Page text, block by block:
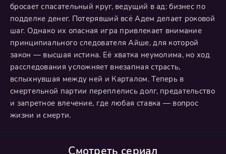
бросает спасательный круг, ведущий в ад: бизнес по
подделке денег. Потерявший всё Адем делает роковой
шаг. Однако их опасная игра привлекает внимание
принципиального следователя Айше, для которой
закон — высшая истина. Её хватка неумолима, но ход
расследования усложняет внезапная страсть,
вспыхнувшая между ней и Карталом. Теперь в
смертельной партии переплелись долг, предательство
и запретное влечение, где любая ставка — вопрос
жизни и смерти.
Смотреть сериал